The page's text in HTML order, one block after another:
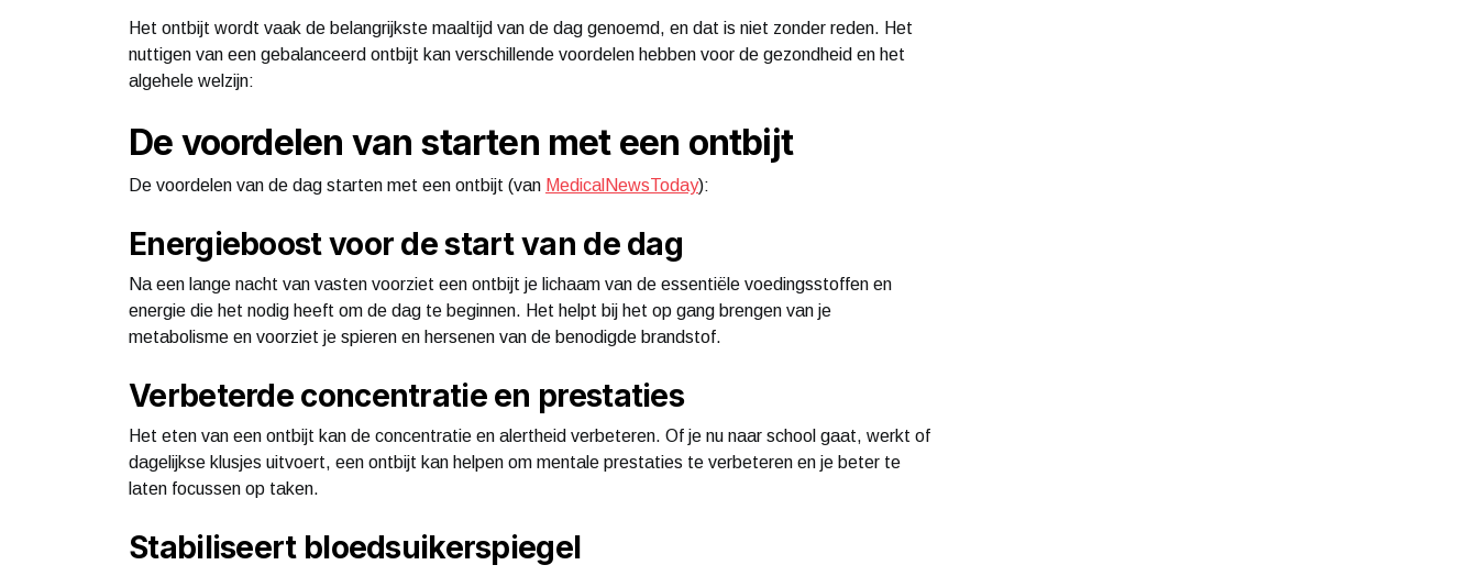
Het ontbijt wordt vaak de belangrijkste maaltijd van de dag genoemd, en dat is niet zonder reden. Het
nuttigen van een gebalanceerd ontbijt kan verschillende voordelen hebben voor de gezondheid en het
algehele welzijn:
De voordelen van starten met een ontbijt
De voordelen van de dag starten met een ontbijt (van MedicalNewsToday):
Energieboost voor de start van de dag
Na een lange nacht van vasten voorziet een ontbijt je lichaam van de essentiële voedingsstoffen en
energie die het nodig heeft om de dag te beginnen. Het helpt bij het op gang brengen van je
metabolisme en voorziet je spieren en hersenen van de benodigde brandstof.
Verbeterde concentratie en prestaties
Het eten van een ontbijt kan de concentratie en alertheid verbeteren. Of je nu naar school gaat, werkt of
dagelijkse klusjes uitvoert, een ontbijt kan helpen om mentale prestaties te verbeteren en je beter te
laten focussen op taken.
Stabiliseert bloedsuikerspiegel